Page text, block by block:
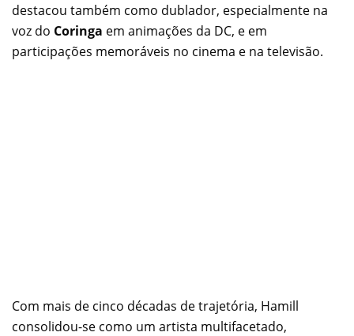
destacou também como dublador, especialmente na
voz do Coringa em animações da DC, e em
participações memoráveis no cinema e na televisão.
Com mais de cinco décadas de trajetória, Hamill
consolidou-se como um artista multifacetado,